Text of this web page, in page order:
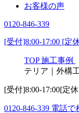
お客様の声
0120-846-339
[受付]8:00-17:00 [定
TOP 施工事例
テリア｜外構
[受付]8:00-17:00[定
0120-846-339 電話で